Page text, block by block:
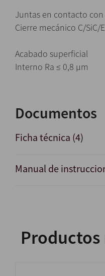
Juntas en contacto
Cierre mecánico C/SiC/
Acabado superficial
Interno Ra ≤ 0,8 μm
Documentos
Ficha técnica (4)
Manual de